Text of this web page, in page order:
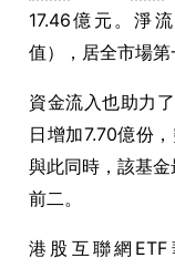
17.46億元。淨
值），居全市場第
資金流入也助力
日增加7.70億份
與此同時，該基
前二。
港股互聯網ETF